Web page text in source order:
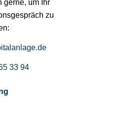
gerne, um Ihr
zu
33 94